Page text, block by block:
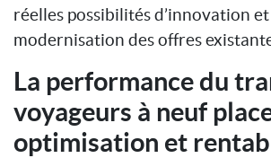
réelles possibilités d’innovation
modernisation des offres
La performance du
voyageurs à neuf
optimisation et